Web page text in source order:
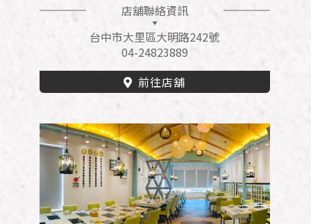
店舖聯絡資訊
台中市大里區大明路242號
04-24823889
前往店舖